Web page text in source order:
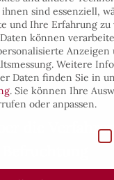
die Verfahren
sind essenziell,
und Ihre Erfahrung zu
können
Weitere
Daten finden Sie in
. Sie können Ihre
oder anpassen.